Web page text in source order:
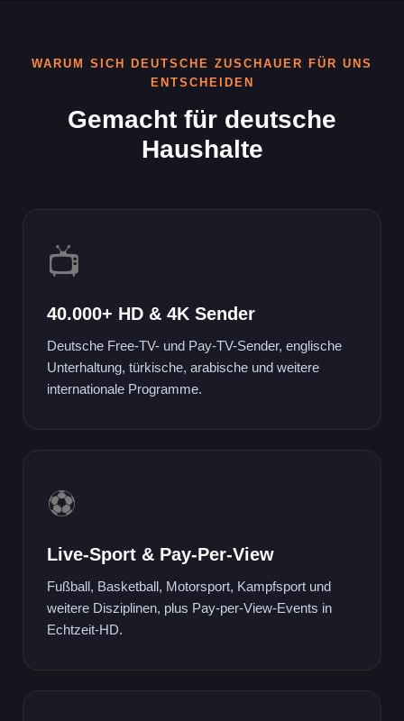
WARUM SICH DEUTSCHE ZUSCHAUER FÜR UNS
ENTSCHEIDEN
Gemacht für deutsche
Haushalte
📺
40.000+ HD & 4K Sender
Deutsche Free-TV- und Pay-TV-Sender, englische
Unterhaltung, türkische, arabische und weitere
internationale Programme.
⚽
Live-Sport & Pay-Per-View
Fußball, Basketball, Motorsport, Kampfsport und
weitere Disziplinen, plus Pay-per-View-Events in
Echtzeit-HD.